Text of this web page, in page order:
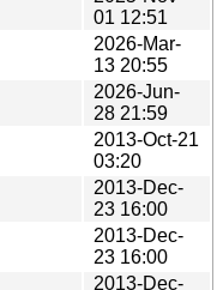
01 12:51
2026-Mar-
13 20:55
2026-Jun-
28 21:59
2013-Oct-21
03:20
2013-Dec-
23 16:00
2013-Dec-
23 16:00
2013-Dec-